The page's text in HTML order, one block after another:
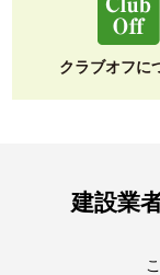
クラブオフに
建設業